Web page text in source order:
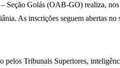
Goiás (OAB-GO) realiza,
As inscrições seguem abertas no
Tribunais Superiores,